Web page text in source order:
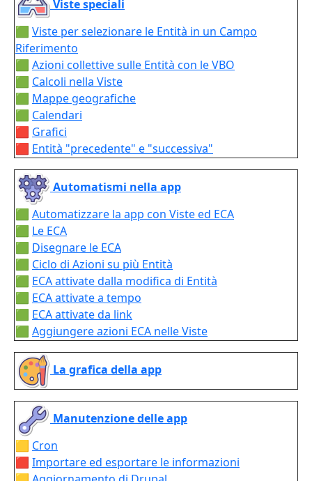
Viste speciali
🟩 Viste per selezionare le Entità in un Campo
Riferimento
🟩 Azioni collettive sulle Entità con le VBO
🟩 Calcoli nella Viste
🟩 Mappe geografiche
🟩 Calendari
🟥 Grafici
🟥 Entità "precedente" e "successiva"
Automatismi nella app
🟩 Automatizzare la app con Viste ed ECA
🟩 Le ECA
🟩 Disegnare le ECA
🟩 Ciclo di Azioni su più Entità
🟩 ECA attivate dalla modifica di Entità
🟩 ECA attivate a tempo
🟩 ECA attivate da link
🟩 Aggiungere azioni ECA nelle Viste
La grafica della app
Manutenzione delle app
🟨 Cron
🟥 Importare ed esportare le informazioni